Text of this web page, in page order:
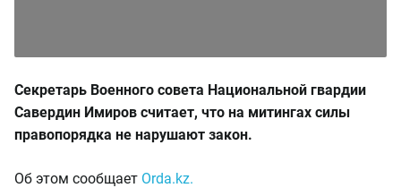
Секретарь Военного совета Национальной гвардии
Савердин Имиров считает, что на митингах силы
правопорядка не нарушают закон.
Об этом сообщает Orda.kz.